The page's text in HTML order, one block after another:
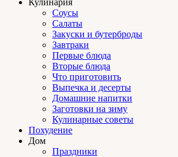
Кулинария
Соусы
Салаты
Закуски и бутерброды
Завтраки
Первые блюда
Вторые блюда
Что приготовить
Выпечка и десерты
Домашние напитки
Заготовки на зиму
Кулинарные советы
Похудение
Дом
Праздники